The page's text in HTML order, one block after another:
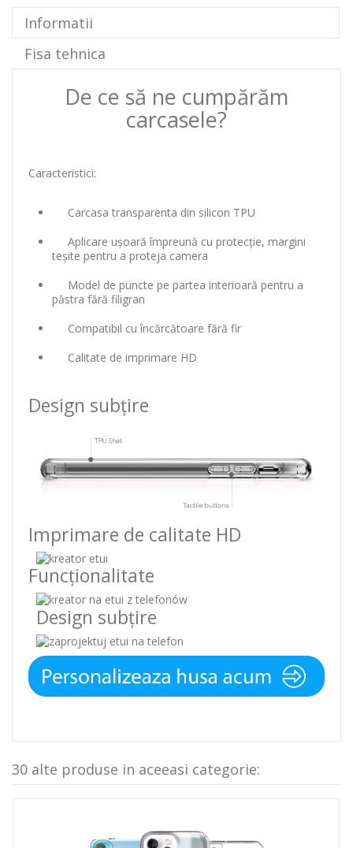
Informatii
Fisa tehnica
De ce să ne cumpărăm
carcasele?
Caracteristici:
Carcasa transparenta din silicon TPU
Aplicare ușoară împreună cu protecție, margini
teșite pentru a proteja camera
Model de puncte pe partea interioară pentru a
păstra fără filigran
Compatibil cu încărcătoare fără fir
Calitate de imprimare HD
Design subțire
Imprimare de calitate HD
Funcționalitate
Design subțire
30 alte produse in aceeasi categorie: